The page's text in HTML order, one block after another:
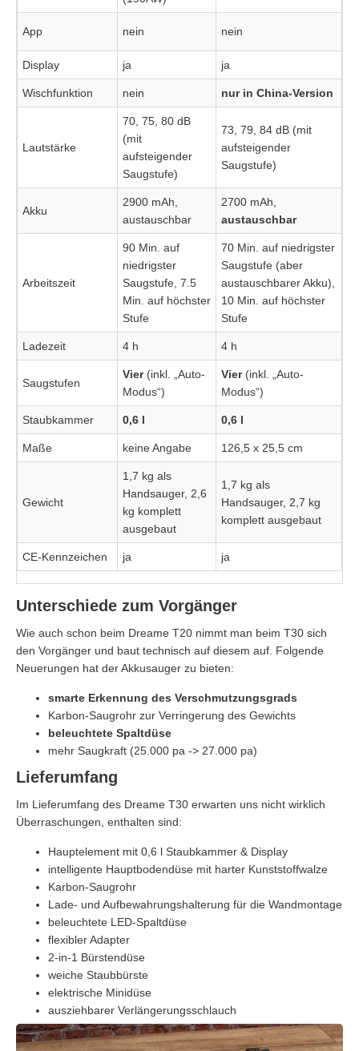
App nein nein
Display ja ja
Wischfunktion nein nur in China-Version
Lautstärke
70, 75, 80 dB
(mit
aufsteigender
Saugstufe)
73, 79, 84 dB (mit
aufsteigender
Saugstufe)
Akku
2900 mAh,
austauschbar
2700 mAh,
austauschbar
Arbeitszeit
90 Min. auf
niedrigster
Saugstufe, 7.5
Min. auf höchster
Stufe
70 Min. auf niedrigster
Saugstufe (aber
austauschbarer Akku),
10 Min. auf höchster
Stufe
Ladezeit 4 h 4 h
Saugstufen
Vier (inkl. „Auto-
Modus“)
Vier (inkl. „Auto-
Modus“)
Staubkammer 0,6 l 0,6 l
Maße keine Angabe 126,5 x 25,5 cm
Gewicht
1,7 kg als
Handsauger, 2,6
kg komplett
ausgebaut
1,7 kg als
Handsauger, 2,7 kg
komplett ausgebaut
CE-Kennzeichen ja ja
Unterschiede zum Vorgänger
Wie auch schon beim Dreame T20 nimmt man beim T30 sich
den Vorgänger und baut technisch auf diesem auf. Folgende
Neuerungen hat der Akkusauger zu bieten:
smarte Erkennung des Verschmutzungsgrads
Karbon-Saugrohr zur Verringerung des Gewichts
beleuchtete Spaltdüse
mehr Saugkraft (25.000 pa -> 27.000 pa)
Lieferumfang
Im Lieferumfang des Dreame T30 erwarten uns nicht wirklich
Überraschungen, enthalten sind:
Hauptelement mit 0,6 l Staubkammer & Display
intelligente Hauptbodendüse mit harter Kunststoffwalze
Karbon-Saugrohr
Lade- und Aufbewahrungshalterung für die Wandmontage
beleuchtete LED-Spaltdüse
flexibler Adapter
2-in-1 Bürstendüse
weiche Staubbürste
elektrische Minidüse
ausziehbarer Verlängerungsschlauch